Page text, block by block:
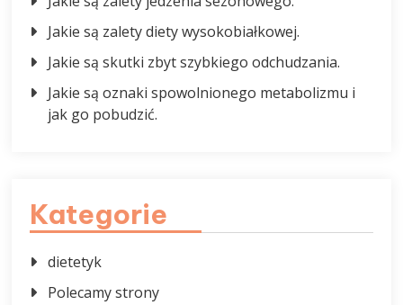
Jakie są zalety diety wysokobiałkowej.
Jakie są skutki zbyt szybkiego odchudzania.
Jakie są oznaki spowolnionego metabolizmu i
jak go pobudzić.
Kategorie
dietetyk
Polecamy strony